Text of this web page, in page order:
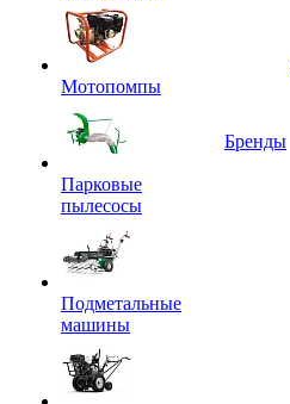
Мотопомпы
Парковые
пылесосы
Подметальные
машины
Бренды